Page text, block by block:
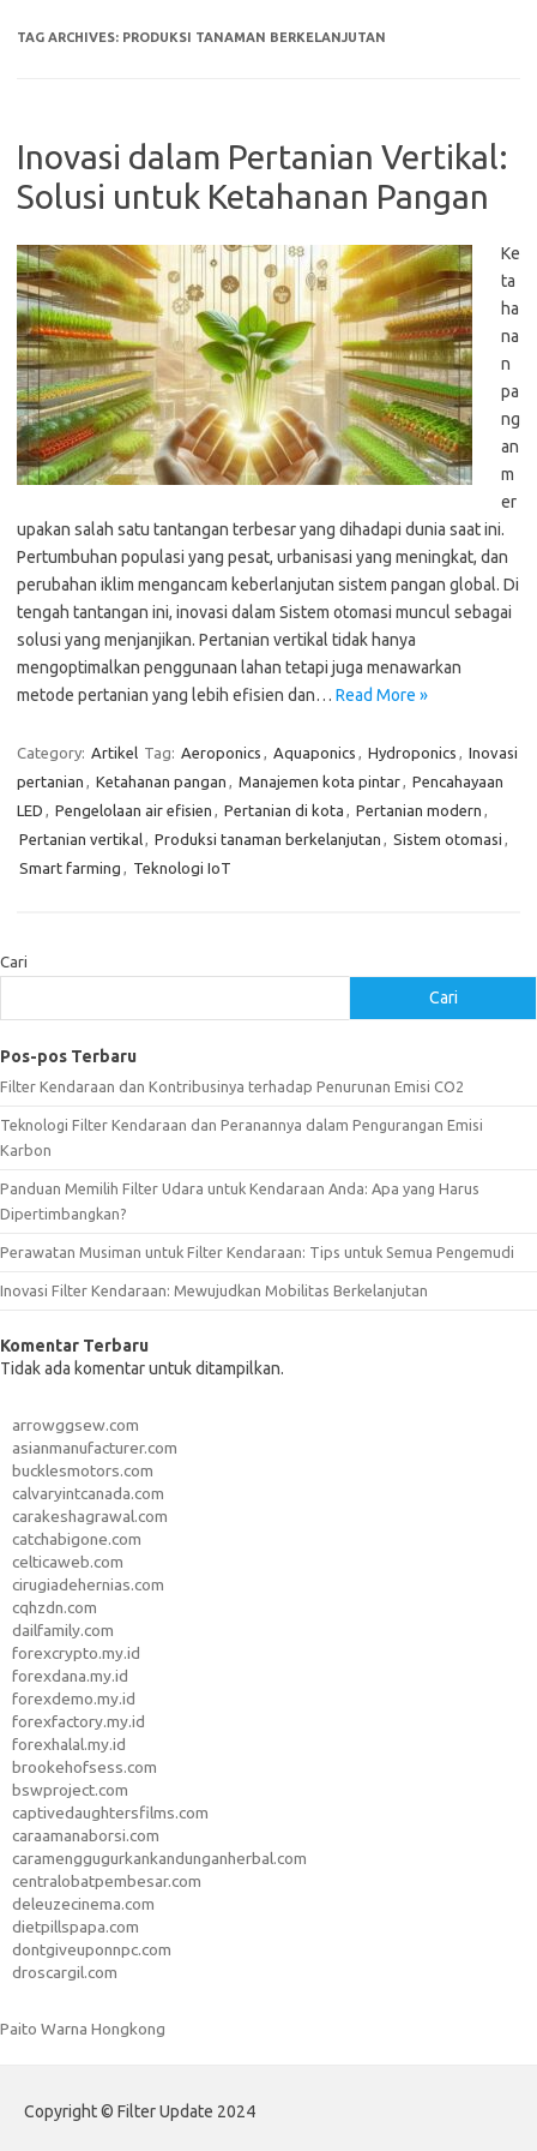
TAG ARCHIVES: PRODUKSI TANAMAN BERKELANJUTAN
Inovasi dalam Pertanian Vertikal:
Solusi untuk Ketahanan Pangan
Ke
ta
ha
na
n
pa
ng
an
m
er
upakan salah satu tantangan terbesar yang dihadapi dunia saat ini.
Pertumbuhan populasi yang pesat, urbanisasi yang meningkat, dan
perubahan iklim mengancam keberlanjutan sistem pangan global. Di
tengah tantangan ini, inovasi dalam Sistem otomasi muncul sebagai
solusi yang menjanjikan. Pertanian vertikal tidak hanya
mengoptimalkan penggunaan lahan tetapi juga menawarkan
metode pertanian yang lebih efisien dan… Read More »
Category: Artikel Tag: Aeroponics , Aquaponics , Hydroponics , Inovasi
pertanian , Ketahanan pangan , Manajemen kota pintar, Pencahayaan
LED , Pengelolaan air efisien , Pertanian di kota , Pertanian modern ,
Pertanian vertikal, Produksi tanaman berkelanjutan , Sistem otomasi ,
Smart farming , Teknologi IoT
Cari
Cari
Pos-pos Terbaru
Filter Kendaraan dan Kontribusinya terhadap Penurunan Emisi CO2
Teknologi Filter Kendaraan dan Peranannya dalam Pengurangan Emisi
Karbon
Panduan Memilih Filter Udara untuk Kendaraan Anda: Apa yang Harus
Dipertimbangkan?
Perawatan Musiman untuk Filter Kendaraan: Tips untuk Semua Pengemudi
Inovasi Filter Kendaraan: Mewujudkan Mobilitas Berkelanjutan
Komentar Terbaru
Tidak ada komentar untuk ditampilkan.
arrowggsew.com
asianmanufacturer.com
bucklesmotors.com
calvaryintcanada.com
carakeshagrawal.com
catchabigone.com
celticaweb.com
cirugiadehernias.com
cqhzdn.com
dailfamily.com
forexcrypto.my.id
forexdana.my.id
forexdemo.my.id
forexfactory.my.id
forexhalal.my.id
brookehofsess.com
bswproject.com
captivedaughtersfilms.com
caraamanaborsi.com
caramenggugurkankandunganherbal.com
centralobatpembesar.com
deleuzecinema.com
dietpillspapa.com
dontgiveuponnpc.com
droscargil.com
Paito Warna Hongkong
Copyright © Filter Update 2024